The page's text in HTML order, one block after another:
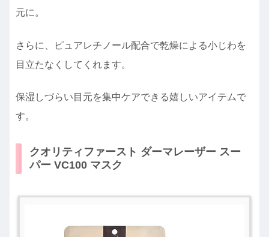
元に。
さらに、ピュアレチノール配合で乾燥による小じわを
目立たなくしてくれます。
保湿しづらい目元を集中ケアできる嬉しいアイテムで
す。
クオリティファースト ダーマレーザー スー
パー VC100 マスク